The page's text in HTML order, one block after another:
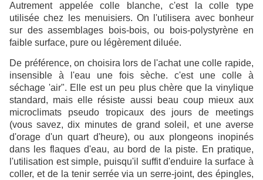
Autrement appelée colle blanche, c'est la colle type
utilisée chez les menuisiers. On l'utilisera avec bonheur
sur des assemblages bois-bois, ou bois-polystyrène en
faible surface, pure ou légèrement diluée.
De préférence, on choisira lors de l'achat une colle rapide,
insensible à l'eau une fois sèche. c'est une colle à
séchage 'air". Elle est un peu plus chère que la vinylique
standard, mais elle résiste aussi beau coup mieux aux
microclimats pseudo tropicaux des jours de meetings
(vous savez, dix minutes de grand soleil, et une averse
d'orage d'un quart d'heure), ou aux plongeons inopinés
dans les flaques d'eau, au bord de la piste. En pratique,
l'utilisation est simple, puisqu'il suffit d'enduire la surface à
coller, et de la tenir serrée via un serre-joint, des épingles,